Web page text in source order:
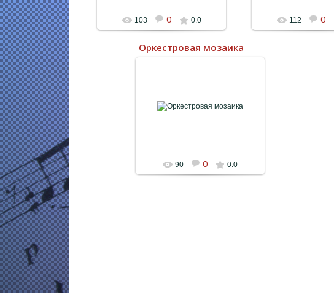
103 0 0.0 112 0
Оркестровая мозаика
90 0 0.0